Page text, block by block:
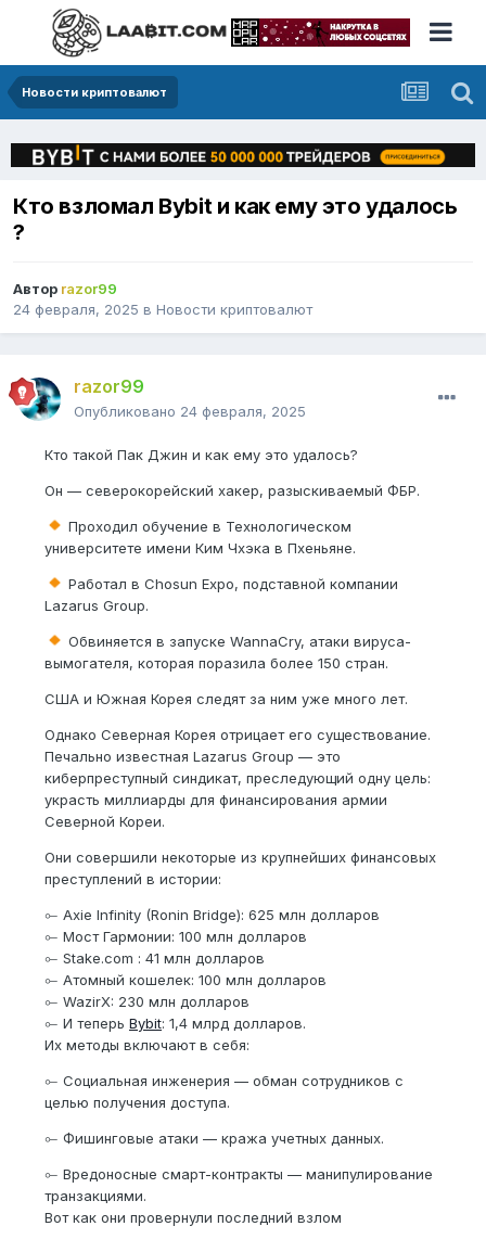
Новости криптовалют
Кто взломал Bybit и как ему это удалось
?
Автор razor99
24 февраля, 2025 в Новости криптовалют
razor99
Опубликовано 24 февраля, 2025
Кто такой Пак Джин и как ему это удалось?
Он — северокорейский хакер, разыскиваемый ФБР.
Проходил обучение в Технологическом
университете имени Ким Чхэка в Пхеньяне.
Работал в Chosun Expo, подставной компании
Lazarus Group.
Обвиняется в запуске WannaCry, атаки вируса-
вымогателя, которая поразила более 150 стран.
США и Южная Корея следят за ним уже много лет.
Однако Северная Корея отрицает его существование.
Печально известная Lazarus Group — это
киберпреступный синдикат, преследующий одну цель:
украсть миллиарды для финансирования армии
Северной Кореи.
Они совершили некоторые из крупнейших финансовых
преступлений в истории:
⟜ Axie Infinity (Ronin Bridge): 625 млн долларов
⟜ Мост Гармонии: 100 млн долларов
⟜ Stake.com : 41 млн долларов
⟜ Атомный кошелек: 100 млн долларов
⟜ WazirX: 230 млн долларов
⟜ И теперь Bybit: 1,4 млрд долларов.
Их методы включают в себя:
⟜ Социальная инженерия — обман сотрудников с
целью получения доступа.
⟜ Фишинговые атаки — кража учетных данных.
⟜ Вредоносные смарт-контракты — манипулирование
транзакциями.
Вот как они провернули последний взлом